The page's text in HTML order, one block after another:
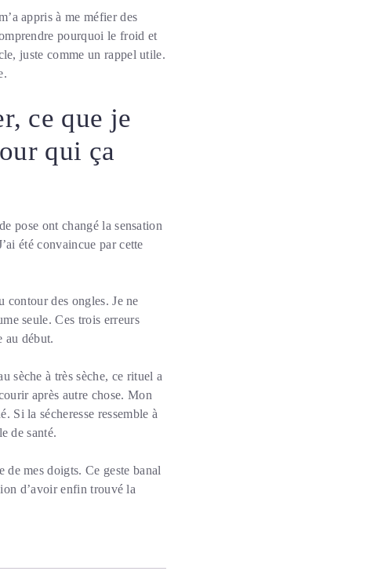
appris à me méfier des
pourquoi le froid et
juste comme un rappel utile.
ce que je
qui ça
pose ont changé la sensation
été convaincue par cette
contour des ongles. Je ne
seule. Ces trois erreurs
au début.
sèche à très sèche, ce rituel a
après autre chose. Mon
Si la sécheresse ressemble à
de santé.
de mes doigts. Ce geste banal
d’avoir enfin trouvé la